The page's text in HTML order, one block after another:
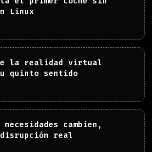
Linux
la realidad virtual
quinto sentido
necesidades cambien,
real